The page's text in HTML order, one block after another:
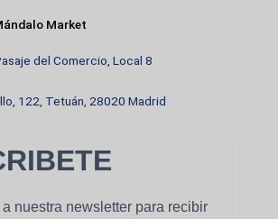
Market
del Comercio, Local 8
122, Tetuán, 28020 Madrid
nuestra newsletter para recibir